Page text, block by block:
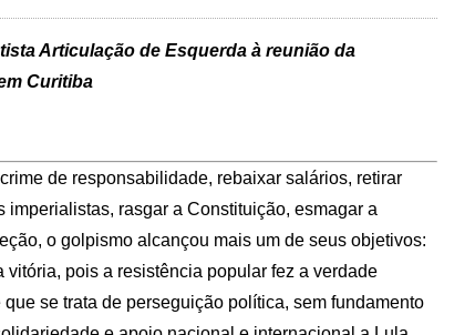
Articulação de Esquerda à reunião da
Curitiba
de responsabilidade, rebaixar salários, retirar
rasgar a Constituição, esmagar a
o golpismo alcançou mais um de seus objetivos:
vitória, pois a resistência popular fez a verdade
se trata de perseguição política, sem fundamento